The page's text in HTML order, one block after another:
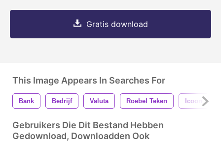
Gratis download
This Image Appears In Searches For
Bank Bedrijf Valuta Roebel Teken Icoon
Gebruikers Die Dit Bestand Hebben
Gedownload, Downloadden Ook